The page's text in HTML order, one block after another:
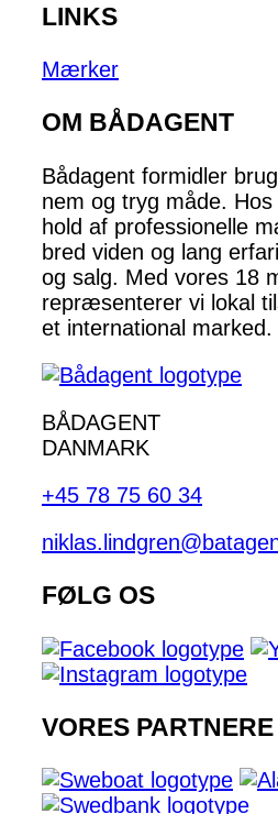
LINKS
Mærker
OM BÅDAGENT
Bådagent formidler
nem og tryg måde.
hold af professionelle
bred viden og lang
og salg. Med vores 18
repræsenterer vi lokal
et international marked.
BÅDAGENT
DANMARK
+45 78 75 60 34
FØLG OS
VORES PARTNERE